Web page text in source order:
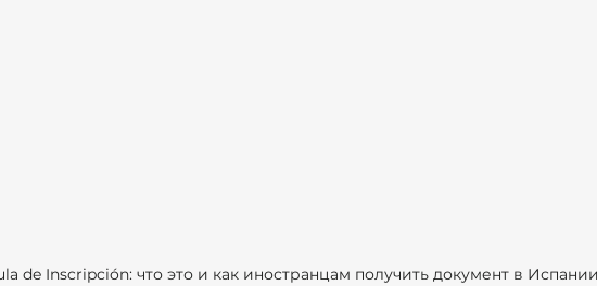
de Inscripción: что это и как иностранцам получить документ в